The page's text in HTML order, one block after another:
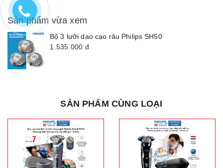
Sản phẩm vừa xem
Bộ 3 lưỡi dao cạo râu Philips SH50
1.535.000 đ
SẢN PHẨM CÙNG LOẠI